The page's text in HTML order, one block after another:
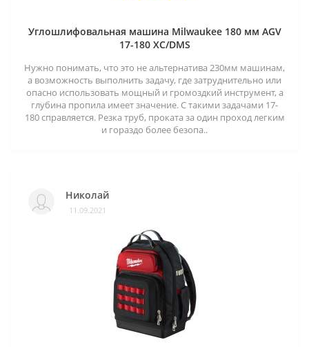
Углошлифовальная машина Milwaukee 180 мм AGV
17-180 XC/DMS
Нужно понимать, что это не альтернатива 230мм машинам,
а возможность выполнить задачу, где затруднительно или
опасно использовать мощный и громоздкий инструмент, а
глубина пропила имеет значение. С такими задачами 17-
180 справляется. Резка труб, проката за один проход легким
и гораздо более безопа..
Николай
11.09.2021